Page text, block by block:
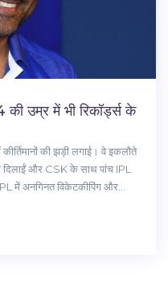
उम्र में भी रिकॉर्ड्स के
की झड़ी लगाई। वे इकलौते
दिलाईं और CSK के साथ पांच IPL
में अनगिनत विकेटकीपिंग और